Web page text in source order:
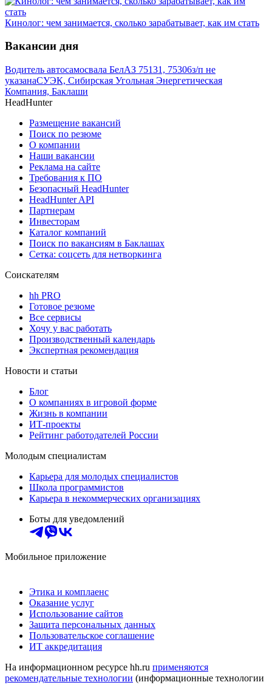
Кинолог: чем занимается, сколько зарабатывает, как им стать
Вакансии дня
Водитель автосамосвала БелАЗ 75131, 75306з/п не
указанаСУЭК, Сибирская Угольная Энергетическая
Компания, Баклаши
HeadHunter
Размещение вакансий
Поиск по резюме
О компании
Наши вакансии
Реклама на сайте
Требования к ПО
Безопасный HeadHunter
HeadHunter API
Партнерам
Инвесторам
Каталог компаний
Поиск по вакансиям в Баклашах
Сетка: соцсеть для нетворкинга
Соискателям
hh PRO
Готовое резюме
Все сервисы
Хочу у вас работать
Производственный календарь
Экспертная рекомендация
Новости и статьи
Блог
О компаниях в игровой форме
Жизнь в компании
ИТ-проекты
Рейтинг работодателей России
Молодым специалистам
Карьера для молодых специалистов
Школа программистов
Карьера в некоммерческих организациях
Боты для уведомлений
Мобильное приложение
Этика и комплаенс
Оказание услуг
Использование сайтов
Защита персональных данных
Пользовательское соглашение
ИТ аккредитация
На информационном ресурсе hh.ru применяются
рекомендательные технологии (информационные технологии